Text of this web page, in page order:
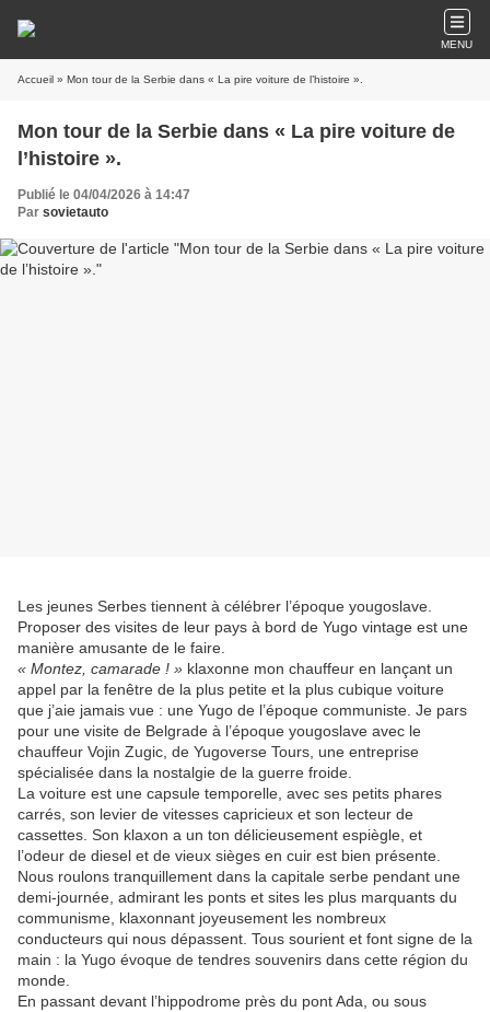
MENU
Accueil » Mon tour de la Serbie dans « La pire voiture de l’histoire ».
Mon tour de la Serbie dans « La pire voiture de
l’histoire ».
Publié le 04/04/2026 à 14:47
Par sovietauto
Les jeunes Serbes tiennent à célébrer l’époque yougoslave.
Proposer des visites de leur pays à bord de Yugo vintage est une
manière amusante de le faire.
« Montez, camarade ! » klaxonne mon chauffeur en lançant un
appel par la fenêtre de la plus petite et la plus cubique voiture
que j’aie jamais vue : une Yugo de l’époque communiste. Je pars
pour une visite de Belgrade à l’époque yougoslave avec le
chauffeur Vojin Zugic, de Yugoverse Tours, une entreprise
spécialisée dans la nostalgie de la guerre froide.
La voiture est une capsule temporelle, avec ses petits phares
carrés, son levier de vitesses capricieux et son lecteur de
cassettes. Son klaxon a un ton délicieusement espiègle, et
l’odeur de diesel et de vieux sièges en cuir est bien présente.
Nous roulons tranquillement dans la capitale serbe pendant une
demi-journée, admirant les ponts et sites les plus marquants du
communisme, klaxonnant joyeusement les nombreux
conducteurs qui nous dépassent. Tous sourient et font signe de la
main : la Yugo évoque de tendres souvenirs dans cette région du
monde.
En passant devant l’hippodrome près du pont Ada, ou sous